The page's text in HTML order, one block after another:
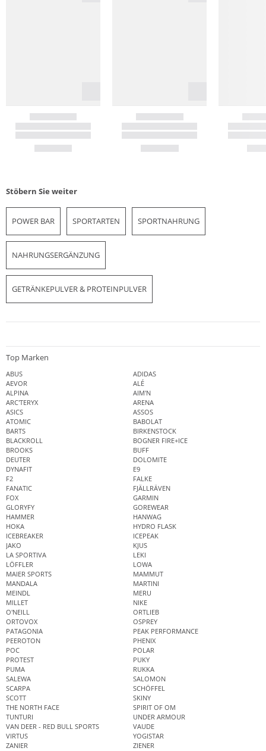
Stöbern Sie weiter
POWER BAR SPORTARTEN SPORTNAHRUNG
NAHRUNGSERGÄNZUNG
GETRÄNKEPULVER & PROTEINPULVER
Top Marken
ABUS
ADIDAS
AEVOR
ALÉ
ALPINA
AIM'N
ARC'TERYX
ARENA
ASICS
ASSOS
ATOMIC
BABOLAT
BARTS
BIRKENSTOCK
BLACKROLL
BOGNER FIRE+ICE
BROOKS
BUFF
DEUTER
DOLOMITE
DYNAFIT
E9
F2
FALKE
FANATIC
FJÄLLRÄVEN
FOX
GARMIN
GLORYFY
GOREWEAR
HAMMER
HANWAG
HOKA
HYDRO FLASK
ICEBREAKER
ICEPEAK
JAKO
KJUS
LA SPORTIVA
LEKI
LÖFFLER
LOWA
MAIER SPORTS
MAMMUT
MANDALA
MARTINI
MEINDL
MERU
MILLET
NIKE
O'NEILL
ORTLIEB
ORTOVOX
OSPREY
PATAGONIA
PEAK PERFORMANCE
PEEROTON
PHENIX
POC
POLAR
PROTEST
PUKY
PUMA
RUKKA
SALEWA
SALOMON
SCARPA
SCHÖFFEL
SCOTT
SKINY
THE NORTH FACE
SPIRIT OF OM
TUNTURI
UNDER ARMOUR
VAN DEER - RED BULL SPORTS
VAUDE
VIRTUS
YOGISTAR
ZANIER
ZIENER